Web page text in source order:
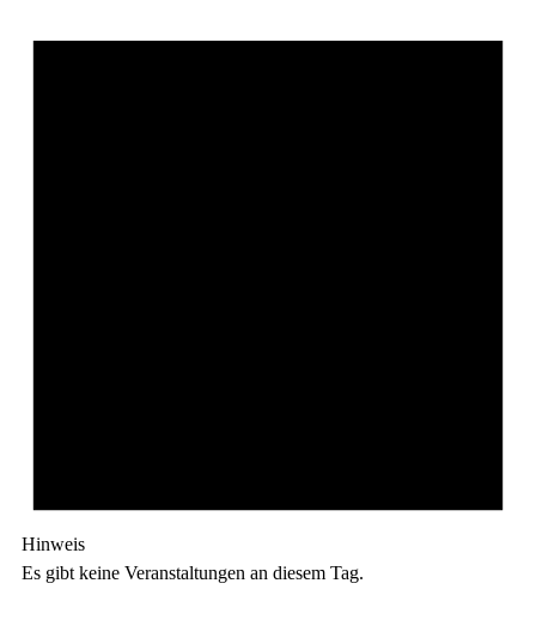
Hinweis
Es gibt keine Veranstaltungen an diesem Tag.